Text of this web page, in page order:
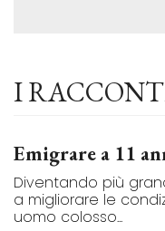
I
Emigrare a 11
Diventando più
a migliorare le
uomo colosso...